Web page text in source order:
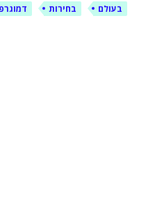
בעולם בחירות